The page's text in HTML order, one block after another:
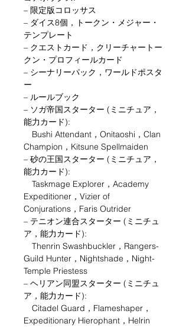
– 限定版コロッサス
– ダイス8個，トークン・メジャー・
テンプレート
– クエストカード，クリーチャートー
クン・プロフィールカード
– シーナリーパック，ワールドポスタ
ー
– ルールブック
– ソガ帝国スターター (ミニチュア，
能力カード):
Bushi Attendant，Onitaoshi，Clan
Champion，Kitsune Spellmaiden
– 砂の王国スターター (ミニチュア，
能力カード):
Taskmage Explorer，Academy
Expeditioner，Vizier of
Conjurations，Faris Outrider
– テニオン連合スターター (ミニチュ
ア，能力カード):
Thenrin Swashbuckler，Rangers-
Guild Hunter，Nightshade，Night-
Temple Priestess
– ヘリアン同盟スターター (ミニチュ
ア，能力カード):
Citadel Guard，Flameshaper，
Expeditionary Hierophant，Helrin